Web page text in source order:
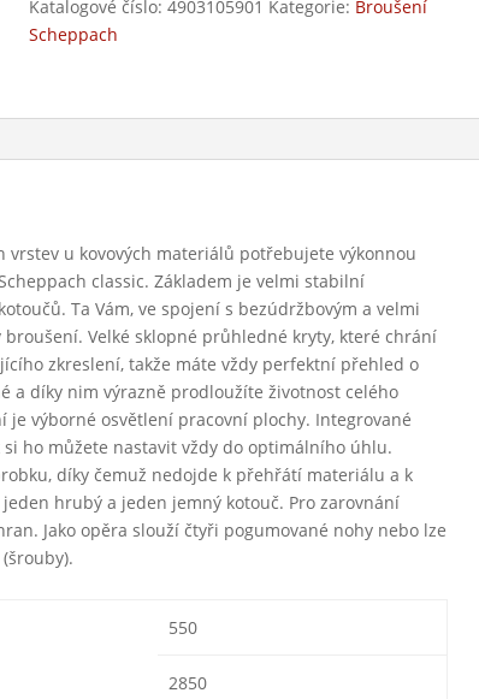
Katalogové číslo:4903105901 Kategorie: Broušení
Scheppach
u kovových materiálů potřebujete výkonnou
classic. Základem je velmi stabilní
Ta Vám, ve spojení s bezúdržbovým a velmi
Velké sklopné průhledné kryty, které chrání
zkreslení, takže máte vždy perfektní přehled o
a díky nim výrazně prodloužíte životnost celého
výborné osvětlení pracovní plochy. Integrované
ho můžete nastavit vždy do optimálního úhlu.
díky čemuž nedojde k přehřátí materiálu a k
hrubý a jeden jemný kotouč. Pro zarovnání
Jako opěra slouží čtyři pogumované nohy nebo lze
550
2850